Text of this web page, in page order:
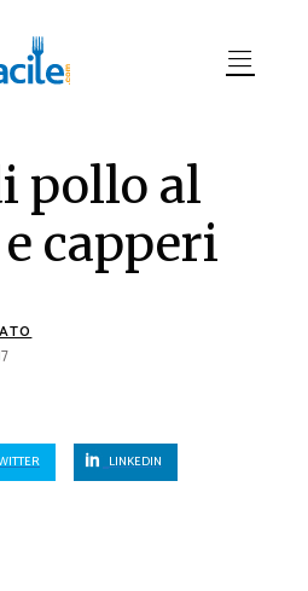
pollo al
capperi
LINKEDIN